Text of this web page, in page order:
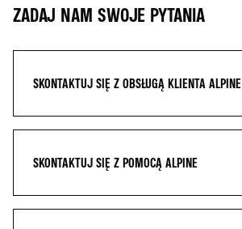
ZADAJ NAM SWOJE PYTANIA
SKONTAKTUJ SIĘ Z OBSŁUGĄ KLIENTA ALPINE
SKONTAKTUJ SIĘ Z POMOCĄ ALPINE